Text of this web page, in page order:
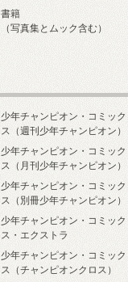
書籍
（写真集とムック含む）
少年チャンピオン・コミック
ス（週刊少年チャンピオン）
少年チャンピオン・コミック
ス（月刊少年チャンピオン）
少年チャンピオン・コミック
ス（別冊少年チャンピオン）
少年チャンピオン・コミック
ス・エクストラ
少年チャンピオン・コミック
ス（チャンピオンクロス）